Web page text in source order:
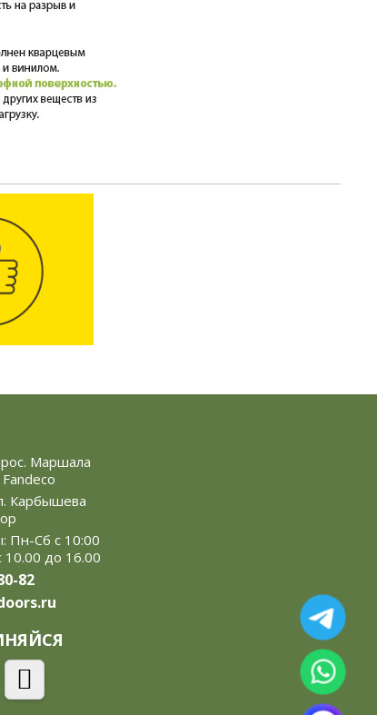
Маршала
Карбышева
Пн-Сб с 10:00
10.00 до 16.00
82